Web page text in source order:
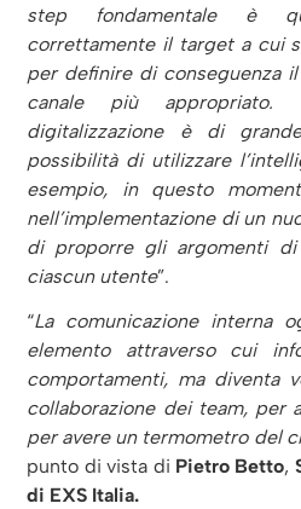
step fondamentale è
correttamente il target a cui
per definire di conseguenza
canale più
digitalizzazione è di
possibilità di utilizzare
esempio, in questo
nell’implementazione di un
di proporre gli argomenti
ciascun utente”.
“La comunicazione interna
elemento attraverso cui
comportamenti, ma diventa
collaborazione dei team, per
per avere un termometro del
punto di vista di Pietro Betto,
di EXS Italia.